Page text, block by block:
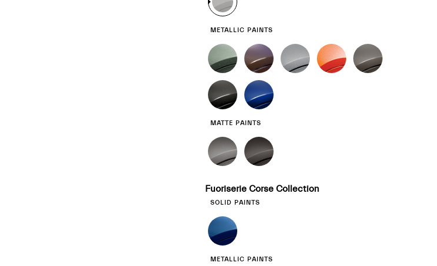
METALLIC PAINTS
MATTE PAINTS
Fuoriserie Corse Collection
SOLID PAINTS
METALLIC PAINTS